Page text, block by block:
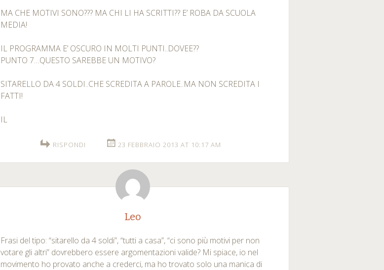
MA CHE MOTIVI SONO??? MA CHI LI HA SCRITTI?? E’ ROBA DA SCUOLA
MEDIA!
IL PROGRAMMA E’ OSCURO IN MOLTI PUNTI..DOVEE??
PUNTO 7…QUESTO SAREBBE UN MOTIVO?
SITARELLO DA 4 SOLDI..CHE SCREDITA A PAROLE..MA NON SCREDITA I
FATTI!
IL
RISPONDI 23 FEBBRAIO 2013 AT 10:17 AM
Leo
Frasi del tipo: “sitarello da 4 soldi”, “tutti a casa”, “ci sono più motivi per non
votare gli altri” dovrebbero essere argomentazioni valide? Mi spiace, io nel
movimento ho provato anche a crederci, ma ho trovato solo una manica di